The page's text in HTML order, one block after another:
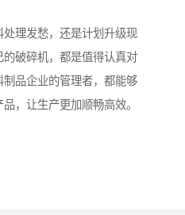
理发愁，还是计划升级现
破碎机，都是值得认真对
品企业的管理者，都能够
，让生产更加顺畅高效。